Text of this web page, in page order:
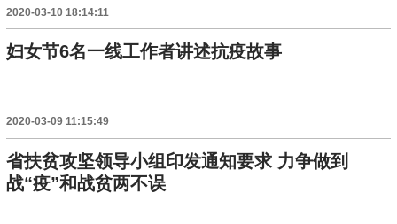
2020-03-10 18:14:11
妇女节6名一线工作者讲述抗疫故事
2020-03-09 11:15:49
省扶贫攻坚领导小组印发通知要求 力争做到
战“疫”和战贫两不误